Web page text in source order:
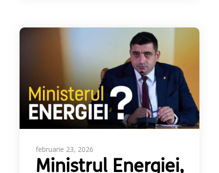
februarie 23, 2026
Ministrul Energiei,